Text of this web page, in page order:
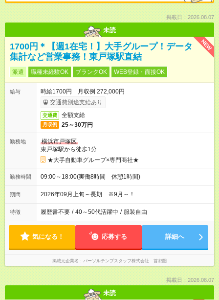
掲載日：2026.08.07
未読
NEW
1700円＊【週1在宅！】大手グループ！データ
集計など営業事務！東戸塚駅直結
派遣 職種未経験OK ブランクOK WEB登録・面接OK
給与
時給1700円 月収例 272,000円
交通費別途支給あり
交通費 全額支給
月収例 25～30万円
勤務地
横浜市戸塚区
東戸塚駅から徒歩1分
★大手自動車グループ×専門商社★
勤務時間 09:00～18:00(実働8時間 休憩1時間)
期間 2026年09月上旬～長期 ※9月～！
特徴 履歴書不要 / 40～50代活躍中 / 服装自由
気になる！ 応募する 詳細へ
掲載元企業名 パーソルテンプスタッフ株式会社 首都圏
掲載日：2026.08.07
未読